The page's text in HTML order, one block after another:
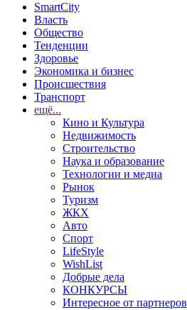
SmartCity
Власть
Общество
Тенденции
Здоровье
Экономика и бизнес
Происшествия
Транспорт
ещё...
Кино и Культура
Недвижимость
Строительство
Наука и образование
Технологии и медиа
Рынок
Туризм
ЖКХ
Авто
Спорт
LifeStyle
WishList
Добрые дела
КОНКУРСЫ
Интересное от партнеров